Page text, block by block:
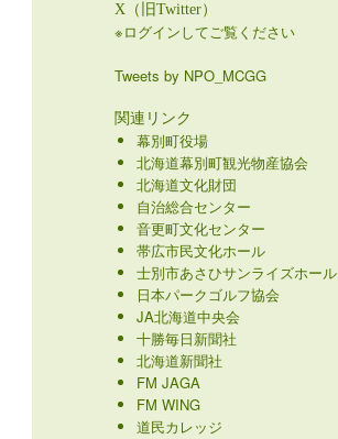
X（旧Twitter）
※ログインしてご覧ください
Tweets by NPO_MCGG
関連リンク
幕別町役場
北海道幕別町観光物産協会
北海道文化財団
自治総合センター
音更町文化センター
帯広市民文化ホール
士別市あさひサンライズホール
日本パークゴルフ協会
JA北海道中央会
十勝毎日新聞社
北海道新聞社
FM JAGA
FM WING
道民カレッジ